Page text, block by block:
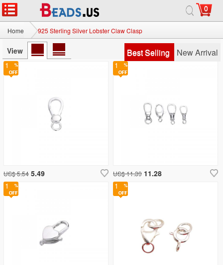
0
Home 925 Sterling Silver Lobster Claw Clasp
View Best Selling New Arrival
1
1
US$ 11.39 11.28
1
1
US$ 5.54 5.49